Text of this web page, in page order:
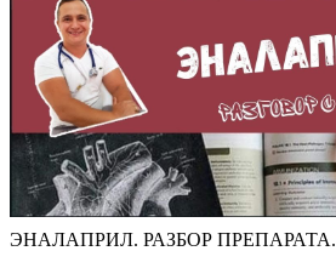
ЭНАЛАПРИЛ. РАЗБОР ПРЕПАРАТА.